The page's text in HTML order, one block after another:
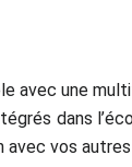
une
dans
vos